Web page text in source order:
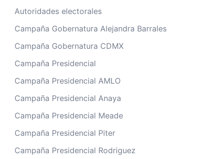
Autoridades electorales
Campaña Gobernatura Alejandra Barrales
Campaña Gobernatura CDMX
Campaña Presidencial
Campaña Presidencial AMLO
Campaña Presidencial Anaya
Campaña Presidencial Meade
Campaña Presidencial Piter
Campaña Presidencial Rodriguez